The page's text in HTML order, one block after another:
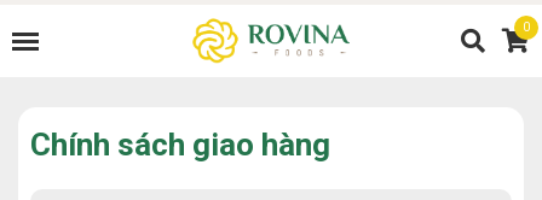
0
Chính sách giao hàng